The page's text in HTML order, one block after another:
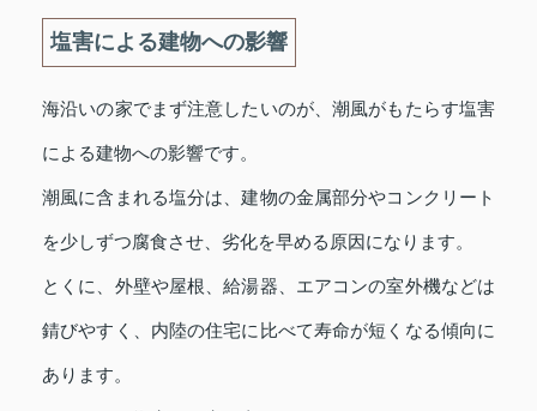
塩害による建物への影響
海沿いの家でまず注意したいのが、潮風がもたらす塩害
による建物への影響です。
潮風に含まれる塩分は、建物の金属部分やコンクリート
を少しずつ腐食させ、劣化を早める原因になります。
とくに、外壁や屋根、給湯器、エアコンの室外機などは
錆びやすく、内陸の住宅に比べて寿命が短くなる傾向に
あります。